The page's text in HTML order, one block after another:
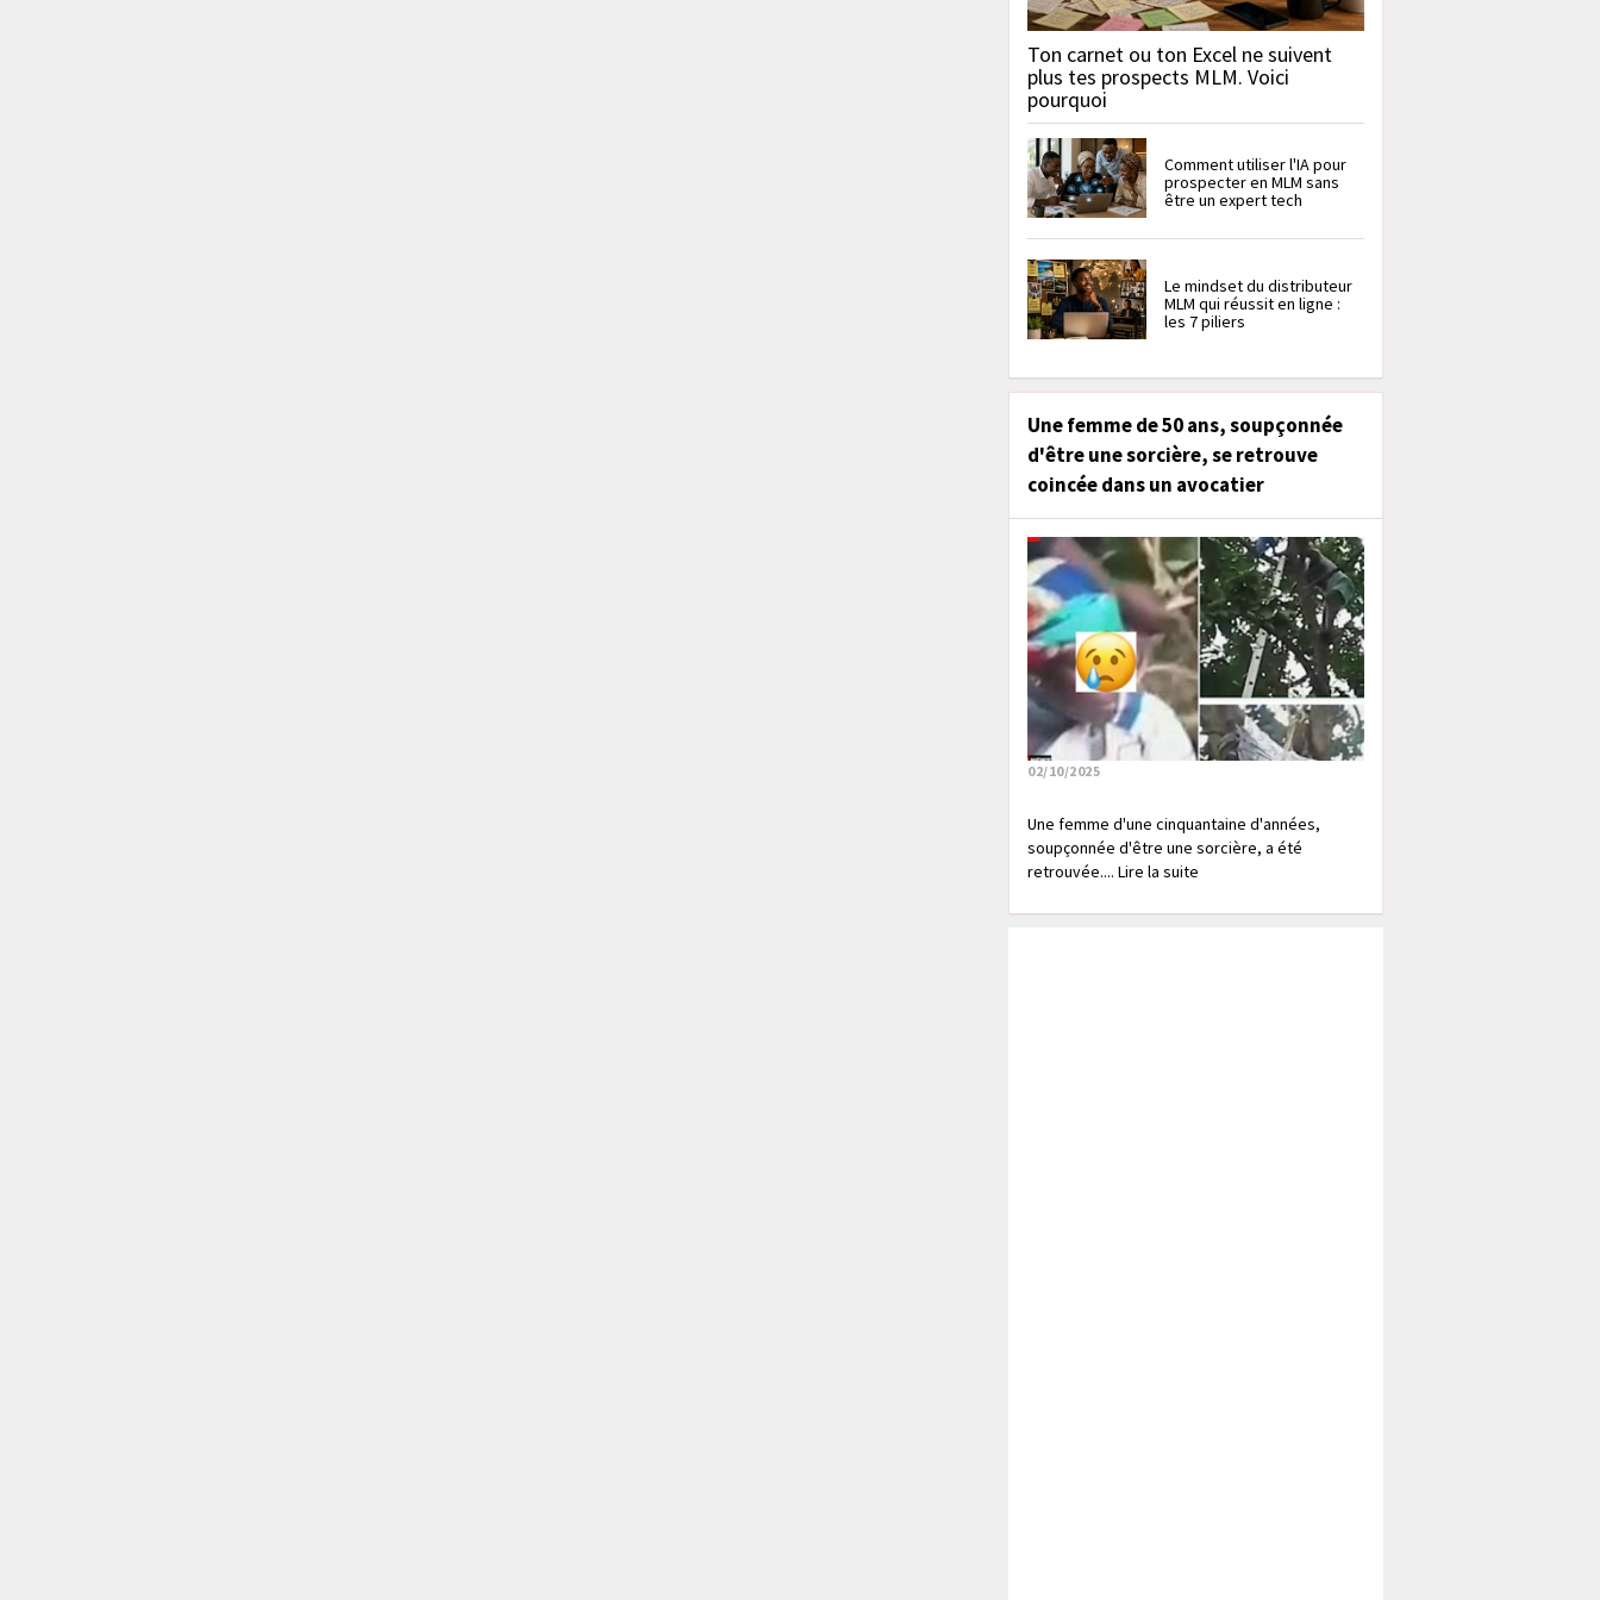
Ton carnet ou ton Excel ne suivent
plus tes prospects MLM. Voici
pourquoi
Comment utiliser l'IA pour
prospecter en MLM sans
être un expert tech
Le mindset du distributeur
MLM qui réussit en ligne :
les 7 piliers
Une femme de 50 ans, soupçonnée
d'être une sorcière, se retrouve
coincée dans un avocatier
02/10/2025
Une femme d'une cinquantaine d'années,
soupçonnée d'être une sorcière, a été
retrouvée.... Lire la suite